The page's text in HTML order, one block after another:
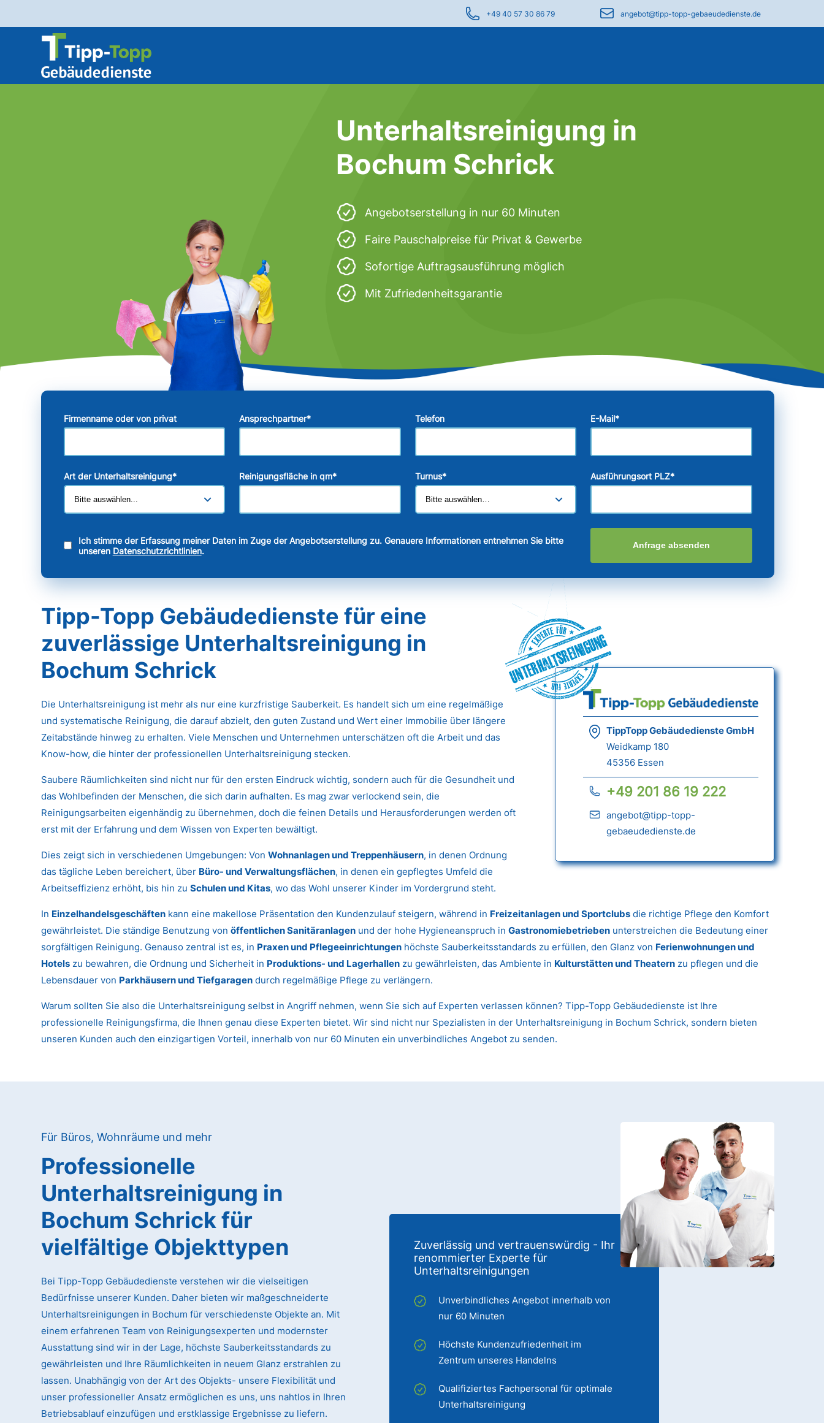
+49 40 57 30 86 79 angebot@tipp-topp-gebaeudedienste.de
Unterhaltsreinigung in
Bochum Schrick
Angebotserstellung in nur 60 Minuten
Faire Pauschalpreise für Privat & Gewerbe
Sofortige Auftragsausführung möglich
Mit Zufriedenheitsgarantie
Firmenname oder von privat Ansprechpartner* Telefon E-Mail*
Art der Unterhaltsreinigung* Reinigungsfläche in qm* Turnus* Ausführungsort PLZ*
Ich stimme der Erfassung meiner Daten im Zuge der Angebotserstellung zu. Genauere Informationen entnehmen Sie bitte
unseren Datenschutzrichtlinien.
Anfrage absenden
Tipp-Topp Gebäudedienste für eine
zuverlässige Unterhaltsreinigung in
Bochum Schrick
Unterhaltsreinigung
TippTopp Gebäudedienste GmbH
Weidkamp 180
45356 Essen
+49 201 86 19 222
angebot@tipp-topp-
gebaeudedienste.de
Die Unterhaltsreinigung ist mehr als nur eine kurzfristige Sauberkeit. Es handelt sich um eine regelmäßige
und systematische Reinigung, die darauf abzielt, den guten Zustand und Wert einer Immobilie über längere
Zeitabstände hinweg zu erhalten. Viele Menschen und Unternehmen unterschätzen oft die Arbeit und das
Know-how, die hinter der professionellen Unterhaltsreinigung stecken.
Saubere Räumlichkeiten sind nicht nur für den ersten Eindruck wichtig, sondern auch für die Gesundheit und
das Wohlbefinden der Menschen, die sich darin aufhalten. Es mag zwar verlockend sein, die
Reinigungsarbeiten eigenhändig zu übernehmen, doch die feinen Details und Herausforderungen werden oft
erst mit der Erfahrung und dem Wissen von Experten bewältigt.
Dies zeigt sich in verschiedenen Umgebungen: VonWohnanlagen und Treppenhäusern, in denen Ordnung
das tägliche Leben bereichert, über Büro- und Verwaltungsflächen, in denen ein gepflegtes Umfeld die
Arbeitseffizienz erhöht, bis hin zuSchulen und Kitas, wo das Wohl unserer Kinder im Vordergrund steht.
In Einzelhandelsgeschäften kann eine makellose Präsentation den Kundenzulauf steigern, während in Freizeitanlagen und Sportclubs die richtige Pflege den Komfort
gewährleistet. Die ständige Benutzung vonöffentlichen Sanitäranlagen und der hohe Hygieneanspruch inGastronomiebetrieben unterstreichen die Bedeutung einer
sorgfältigen Reinigung. Genauso zentral ist es, in Praxen und Pflegeeinrichtungen höchste Sauberkeitsstandards zu erfüllen, den Glanz von Ferienwohnungen und
Hotels zu bewahren, die Ordnung und Sicherheit in Produktions- und Lagerhallen zu gewährleisten, das Ambiente in Kulturstätten und Theatern zu pflegen und die
Lebensdauer von Parkhäusern und Tiefgaragen durch regelmäßige Pflege zu verlängern.
Warum sollten Sie also die Unterhaltsreinigung selbst in Angriff nehmen, wenn Sie sich auf Experten verlassen können? Tipp-Topp Gebäudedienste ist Ihre
professionelle Reinigungsfirma, die Ihnen genau diese Experten bietet. Wir sind nicht nur Spezialisten in der Unterhaltsreinigung in Bochum Schrick, sondern bieten
unseren Kunden auch den einzigartigen Vorteil, innerhalb von nur 60 Minuten ein unverbindliches Angebot zu senden.
Für Büros, Wohnräume und mehr
Zuverlässig und vertrauenswürdig - Ihr
renommierter Experte für
Unterhaltsreinigungen
Unverbindliches Angebot innerhalb von
nur 60 Minuten
Höchste Kundenzufriedenheit im
Zentrum unseres Handelns
Qualifiziertes Fachpersonal für optimale
Unterhaltsreinigung
Professionelle
Unterhaltsreinigung in
Bochum Schrickfür
vielfältige Objekttypen
Bei Tipp-Topp Gebäudedienste verstehen wir die vielseitigen
Bedürfnisse unserer Kunden. Daher bieten wir maßgeschneiderte
Unterhaltsreinigungen in Bochum für verschiedenste Objekte an. Mit
einem erfahrenen Team von Reinigungsexperten und modernster
Ausstattung sind wir in der Lage, höchste Sauberkeitsstandards zu
gewährleisten und Ihre Räumlichkeiten in neuem Glanz erstrahlen zu
lassen. Unabhängig von der Art des Objekts- unsere Flexibilität und
unser professioneller Ansatz ermöglichen es uns, uns nahtlos in Ihren
Betriebsablauf einzufügen und erstklassige Ergebnisse zu liefern.